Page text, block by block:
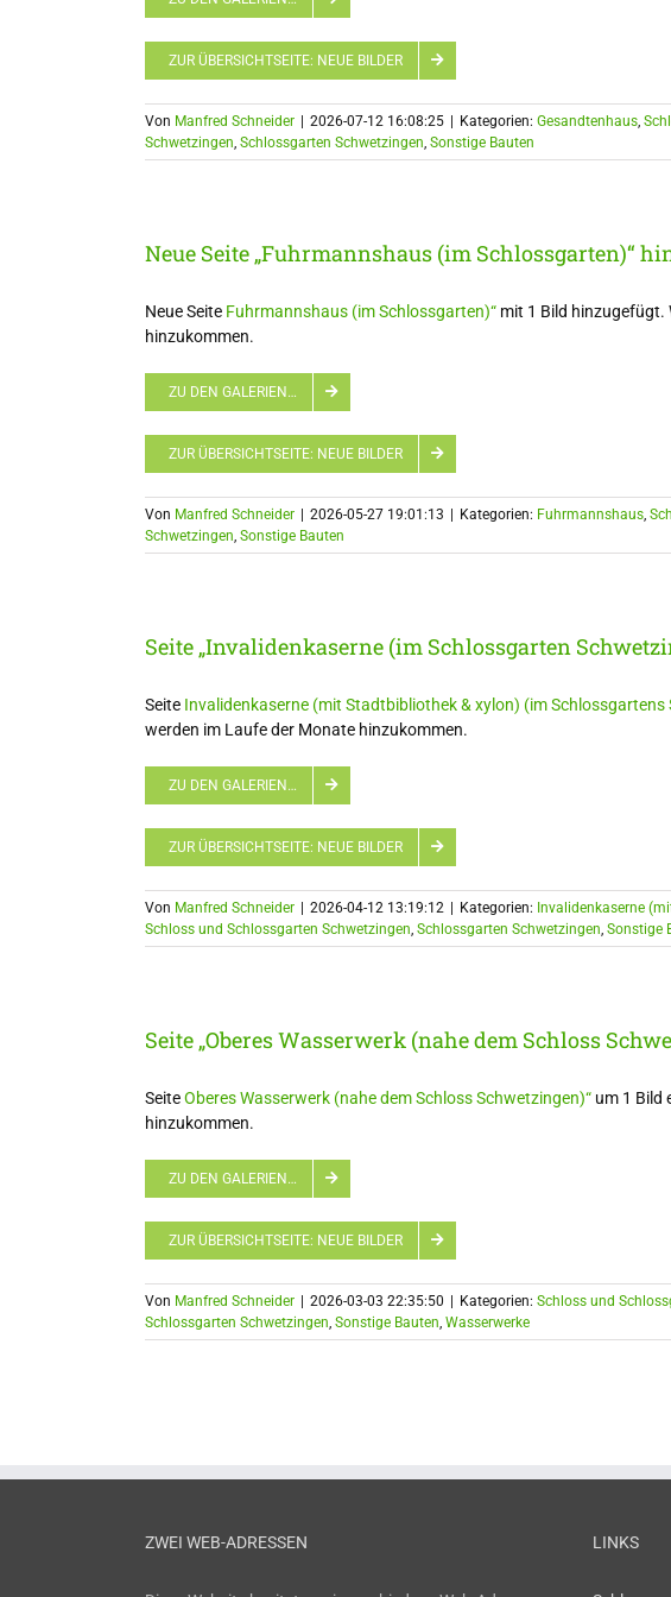
ZUR ÜBERSICHTSEITE: NEUE BILDER
Von Manfred Schneider 2026-07-12 16:08:25 Kategorien: Gesandtenhaus,
Schwetzingen, Schlossgarten Schwetzingen, Sonstige Bauten
Neue Seite „Fuhrmannshaus (im Schlossgarten)“
Neue Seite Fuhrmannshaus (im Schlossgarten)“mit 1 Bild hinzugefügt.
hinzukommen.
ZU DEN GALERIEN…
ZUR ÜBERSICHTSEITE: NEUE BILDER
Von Manfred Schneider 2026-05-27 19:01:13 Kategorien: Fuhrmannshaus,
Schwetzingen, Sonstige Bauten
Seite „Invalidenkaserne (im Schlossgarten
Seite Invalidenkaserne (mit Stadtbibliothek & xylon) (im Schlossgartens
werden im Laufe der Monate hinzukommen.
ZU DEN GALERIEN…
ZUR ÜBERSICHTSEITE: NEUE BILDER
Von Manfred Schneider 2026-04-12 13:19:12 Kategorien: Invalidenkaserne
Schloss und Schlossgarten Schwetzingen, Schlossgarten Schwetzingen, Sonstige
Seite „Oberes Wasserwerk (nahe dem Schloss
SeiteOberes Wasserwerk (nahe dem Schloss Schwetzingen)“um 1 Bild
hinzukommen.
ZU DEN GALERIEN…
ZUR ÜBERSICHTSEITE: NEUE BILDER
Von Manfred Schneider 2026-03-03 22:35:50 Kategorien: Schloss und
Schlossgarten Schwetzingen, Sonstige Bauten, Wasserwerke
ZWEI WEB-ADRESSEN LINKS